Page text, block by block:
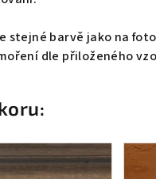
stejné barvě jako na
dle přiloženého